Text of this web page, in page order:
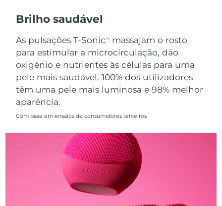
Brilho saudável
As pulsações T-SonicTM
massajam o rosto
para estimular a microcirculação, dão
oxigénio e nutrientes às células para uma
pele mais saudável. 100% dos utilizadores
têm uma pele mais luminosa e 98% melhor
aparência.
Com base em ensaios de consumidores terceiros
Singapura Entrega prevista10/08/2026
Eslováquia Entrega prevista08/08/2026
Eslovênia
Coreia do Sul Entrega prevista
Entrega prevista
Entrega prevista